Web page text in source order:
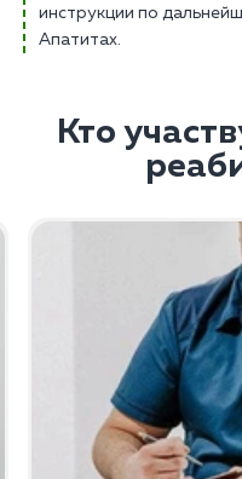
инструкции по
Апатитах.
Кто